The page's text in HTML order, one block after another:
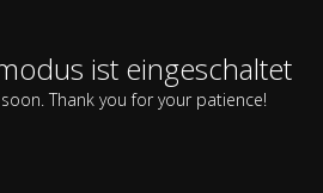
ist eingeschaltet
Thank you for your patience!